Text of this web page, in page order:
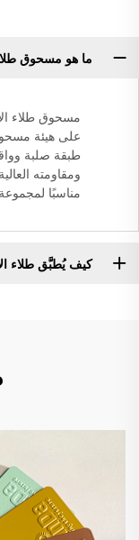
ما هو مسحوق
مسحوق طلاء
على هيئة
طبقة صلبة
ومقاومته
مناسبًا
كيف يُطبَّق طلاء